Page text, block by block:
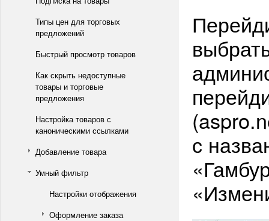
Типы цен для торговых
предложений
Быстрый просмотр товаров
Как скрыть недоступные
товары и торговые
предложения
Настройка товаров с
каноническими ссылками
Добавление товара
Умный фильтр
Настройки отображения
Оформление заказа
с